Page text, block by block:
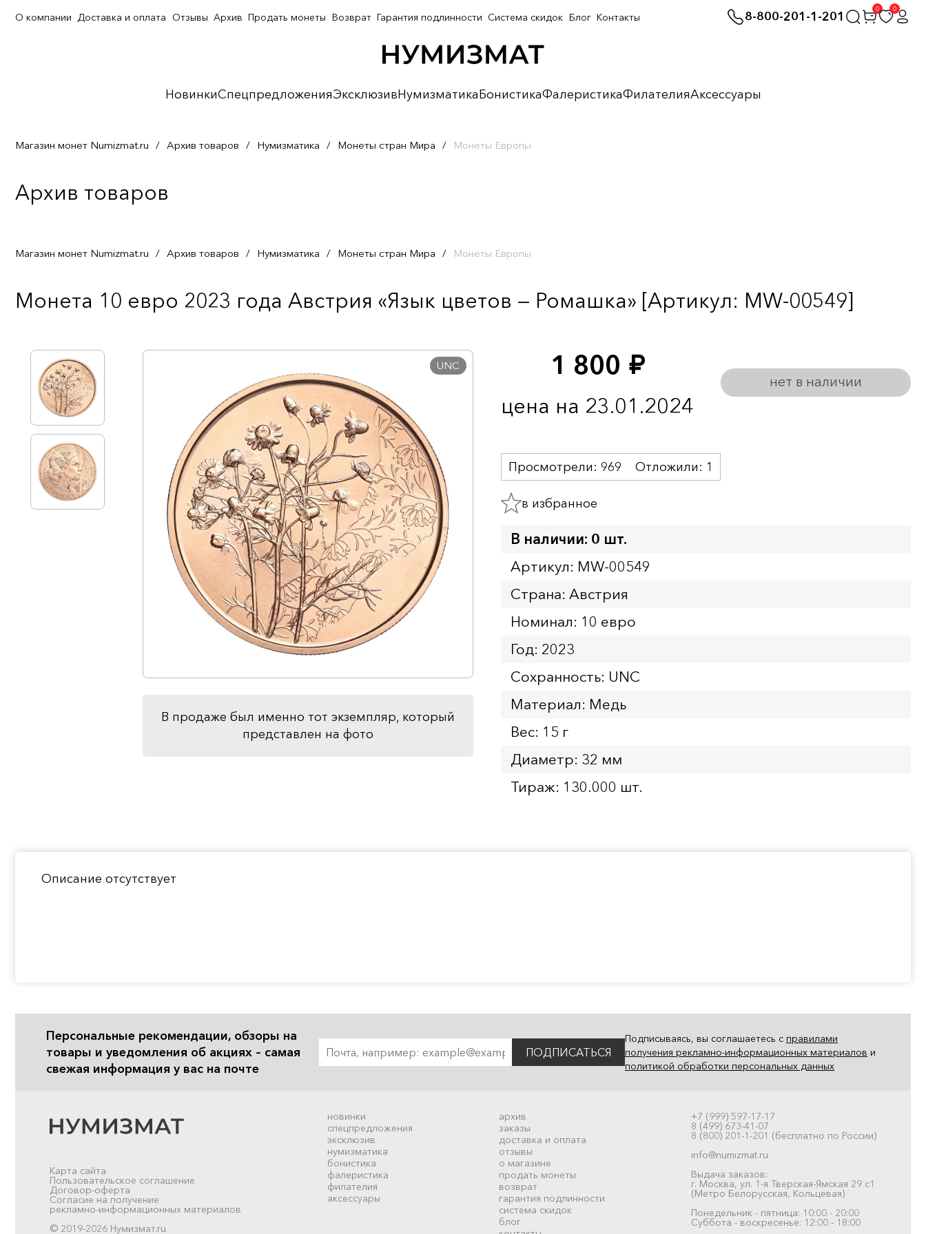
8-800-201-1-201
0 0
НовинкиСпецпредложенияЭксклюзивНумизматикаБонистикаФалеристикаФилателияАксессуары
О компании Доставка и оплата Отзывы Архив Продать монеты Возврат Гарантия подлинности Система скидок Блог Контакты
Магазин монет Numizmat.ru / Архив товаров / Нумизматика / Монеты стран Мира / Монеты Европы
Архив товаров
Магазин монет Numizmat.ru / Архив товаров / Нумизматика / Монеты стран Мира / Монеты Европы
Монета 10 евро 2023 года Австрия «Язык цветов — Ромашка» [Артикул: MW-00549]
UNC
В продаже был именно тот экземпляр, который
представлен на фото
1 800 руб.
цена на 23.01.2024
нет в наличии
Просмотрели: 969 Отложили: 1
в избранное
В наличии: 0 шт.
Артикул: MW-00549
Страна: Австрия
Номинал: 10 евро
Год: 2023
Сохранность: UNC
Материал: Медь
Вес: 15 г
Диаметр: 32 мм
Тираж: 130.000 шт.
Описание отсутствует
Персональные рекомендации, обзоры на
товары и уведомления об акциях – самая
свежая информация у вас на почте
ПОДПИСАТЬСЯ
Подписываясь, вы соглашаетесь с правилами
получения рекламно-информационных материалов и
политикой обработки персональных данных
новинки
спецпредложения
эксклюзив
нумизматика
бонистика
фалеристика
филателия
аксессуары
архив
заказы
доставка и оплата
отзывы
о магазине
продать монеты
возврат
гарантия подлинности
система скидок
блог
+7 (999) 597-17-17
8 (499) 673-41-07
8 (800) 201-1-201 (бесплатно по России)
info@numizmat.ru
Выдача заказов:
г. Москва, ул. 1-я Тверская-Ямская 29 с1
(Метро Белорусская, Кольцевая)
Понедельник - пятница: 10:00 - 20:00
Суббота - воскресенье: 12:00 - 18:00
Карта сайта
Пользовательское соглашение
Договор-оферта
Согласие на получение
рекламно-информационных материалов
© 2019-2026 Нумизмат.ru